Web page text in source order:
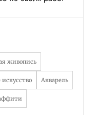
живопись
Акварель